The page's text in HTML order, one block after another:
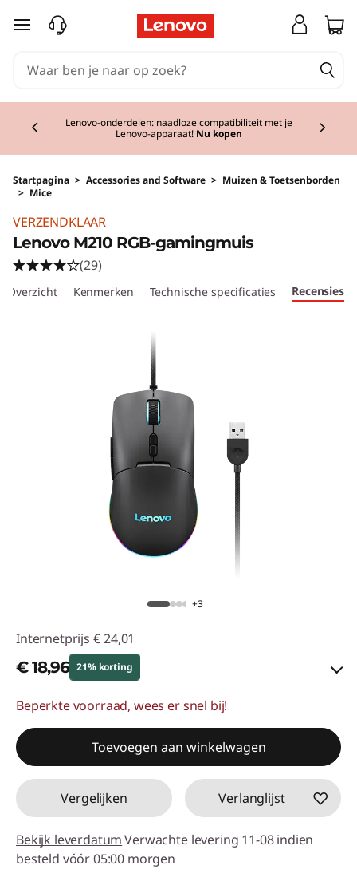
Ga naar de hoofdinhoud
Lenovo-onderdelen: naadloze compatibiliteit met je
Lenovo-apparaat! Nu kopen
Startpagina > Accessories and Software > Muizen & Toetsenborden
> Mice
VERZENDKLAAR
Lenovo M210 RGB-gamingmuis
(29)
Overzicht Kenmerken Technische specificaties Recensies
+3
Internetprijs € 24,01
€ 18,96 21% korting
eCoupon-besparingen :-€ 5,05
eCoupon gebruiken :ACC‑SAVE
Beperkte voorraad, wees er snel bij!
Toevoegen aan winkelwagen
Vergelijken Verlanglijst
Bekijk leverdatumVerwachte levering 11-08 indien
besteld vóór 05:00 morgen